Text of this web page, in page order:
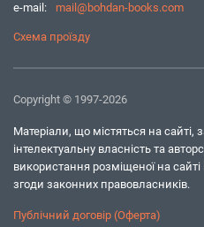
e-mail:
mail@bohdan-books.com
Схема проїзду
Copyright © 1997-2026
Матеріали, що містяться на
інтелектуальну власність та
використання розміщеної на
згоди законних правовласників.
Публічний договір (Оферта)